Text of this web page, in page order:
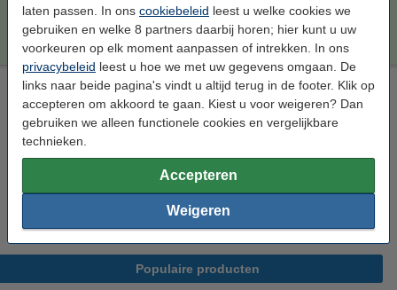
laten passen. In ons cookiebeleid leest u welke cookies we
gebruiken en welke 8 partners daarbij horen; hier kunt u uw
voorkeuren op elk moment aanpassen of intrekken. In ons
privacybeleid leest u hoe we met uw gegevens omgaan. De
links naar beide pagina's vindt u altijd terug in de footer. Klik op
accepteren om akkoord te gaan. Kiest u voor weigeren? Dan
gebruiken we alleen functionele cookies en vergelijkbare
technieken.
Accepteren
Weigeren
€ 74,50 Bestellen
Epson aanbieding: Reinigingsset voor T335/T336-serie
Bekijk de specificaties en omschrijving
Morgen in huis
€ 37,50 Bestellen
Populaire producten